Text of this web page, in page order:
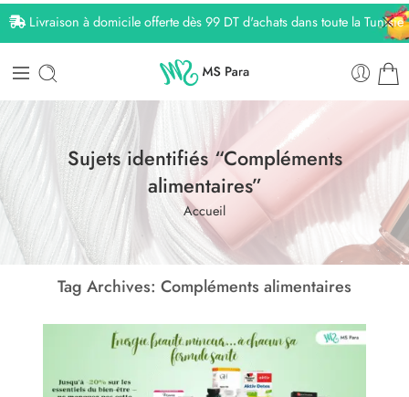
Livraison à domicile offerte dès 99 DT d'achats dans toute la Tunisie
Sujets identifiés “Compléments
alimentaires”
Accueil
Tag Archives: Compléments alimentaires